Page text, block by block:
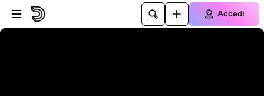
Vai al lettore
Passa al contenuto principale
Accedi